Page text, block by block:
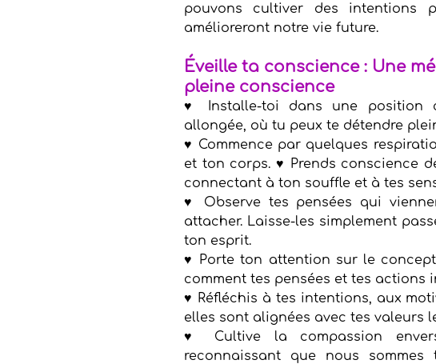
pouvons cultiver des intentions
amélioreront notre vie future.
Éveille ta conscience : Une
pleine conscience
♥ Installe-toi dans une position
allongée, où tu peux te détendre
♥ Commence par quelques
et ton corps. ♥ Prends conscience
connectant à ton souffle et à tes
♥ Observe tes pensées qui
attacher. Laisse-les simplement
ton esprit.
♥ Porte ton attention sur le
comment tes pensées et tes actions
♥ Réfléchis à tes intentions, aux
elles sont alignées avec tes valeurs
♥ Cultive la compassion
reconnaissant que nous